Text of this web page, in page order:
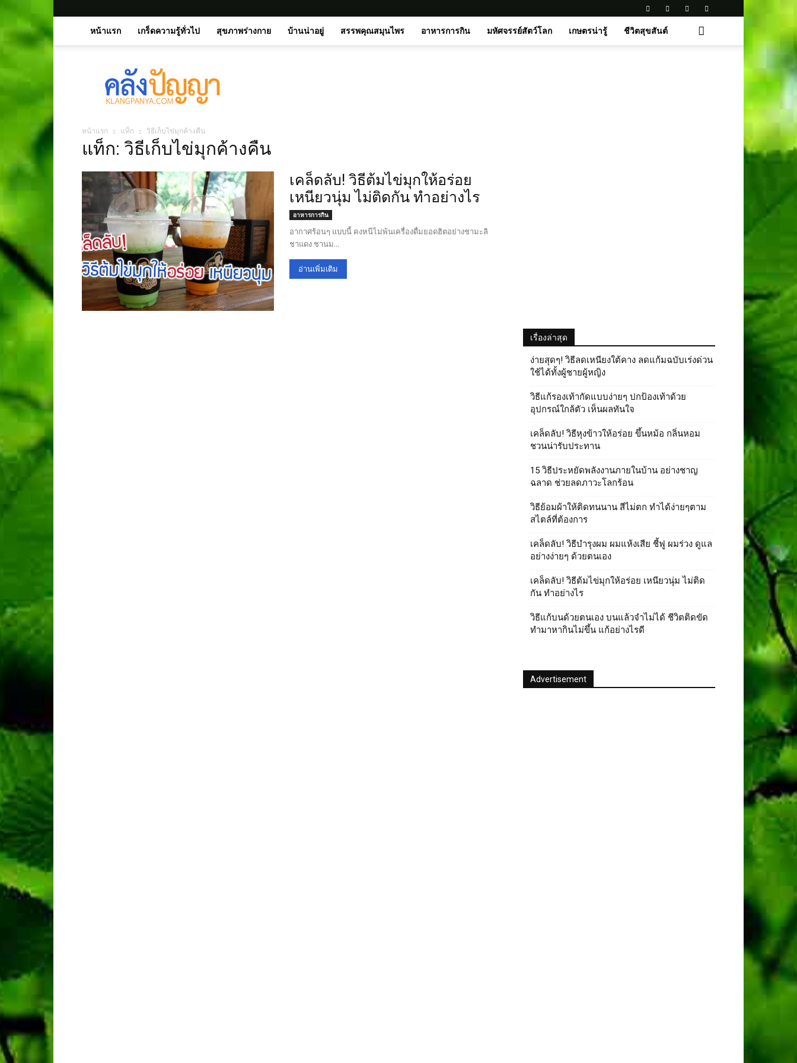
หน้าแรก เกร็ดความรู้ทั่วไป สุขภาพร่างกาย บ้านน่าอยู่ สรรพคุณสมุนไพร อาหารการกิน มหัศจรรย์สัตว์โลก เกษตรน่ารู้ ชีวิตสุขสันต์
ปัญญา.คอม
หน้าแรก แท็ก วิธีเก็บไข่มุกค้างคืน
แท็ก: วิธีเก็บไข่มุกค้างคืน
เคล็ดลับ! วิธีต้มไข่มุกให้อร่อย
เหนียวนุ่ม ไม่ติดกัน ทำอย่างไร
อาหารการกิน
อากาศร้อนๆ แบบนี้ คงหนีไม่พ้นเครื่องดื่มยอดฮิตอย่างชามะลิ
ชาแดง ชานม...
อ่านเพิ่มเติม
เรื่องล่าสุด
ง่ายสุดๆ! วิธีลดเหนียงใต้คาง ลดแก้มฉบับเร่งด่วน
ใช้ได้ทั้งผู้ชายผู้หญิง
วิธีแก้รองเท้ากัดแบบง่ายๆ ปกป้องเท้าด้วย
อุปกรณ์ใกล้ตัว เห็นผลทันใจ
เคล็ดลับ! วิธีหุงข้าวให้อร่อย ขึ้นหม้อ กลิ่นหอม
ชวนน่ารับประทาน
15 วิธีประหยัดพลังงานภายในบ้าน อย่างชาญ
ฉลาด ช่วยลดภาวะโลกร้อน
วิธีย้อมผ้าให้ติดทนนาน สีไม่ตก ทำได้ง่ายๆตาม
สไตล์ที่ต้องการ
เคล็ดลับ! วิธีบํารุงผม ผมแห้งเสีย ชี้ฟู ผมร่วง ดูแล
อย่างง่ายๆ ด้วยตนเอง
เคล็ดลับ! วิธีต้มไข่มุกให้อร่อย เหนียวนุ่ม ไม่ติด
กัน ทำอย่างไร
วิธีแก้บนด้วยตนเอง บนแล้วจำไม่ได้ ชีวิตติดขัด
ทำมาหากินไม่ขึ้น แก้อย่างไรดี
Advertisement